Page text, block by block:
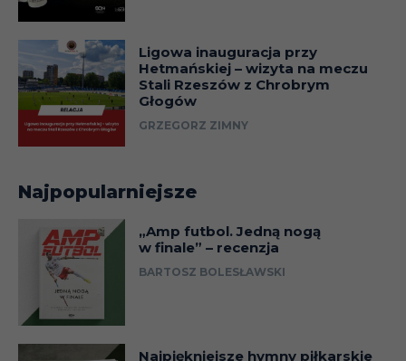
Ligowa inauguracja przy
Hetmańskiej – wizyta na meczu
Stali Rzeszów z Chrobrym
Głogów
GRZEGORZ ZIMNY
Najpopularniejsze
„Amp futbol. Jedną nogą
w finale” – recenzja
BARTOSZ BOLESŁAWSKI
Najpiękniejsze hymny piłkarskie